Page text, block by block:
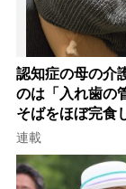
認知症の母の介
のは「入れ歯の
そばをほぼ完食
子が血の気が引
連載